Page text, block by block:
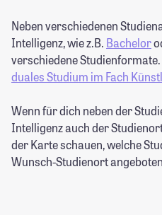
Neben verschiedenen
Intelligenz, wie z.B. Bachelor
verschiedene
duales Studium im Fach
Wenn für dich neben der
Intelligenz auch der
der Karte schauen, welche
Wunsch-Studienort